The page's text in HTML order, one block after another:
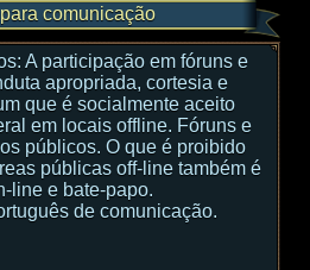
comunicação
A participação em fóruns e
apropriada, cortesia e
que é socialmente aceito
em locais offline. Fóruns e
públicos. O que é proibido
públicas off-line também é
line e bate-papo.
de comunicação.